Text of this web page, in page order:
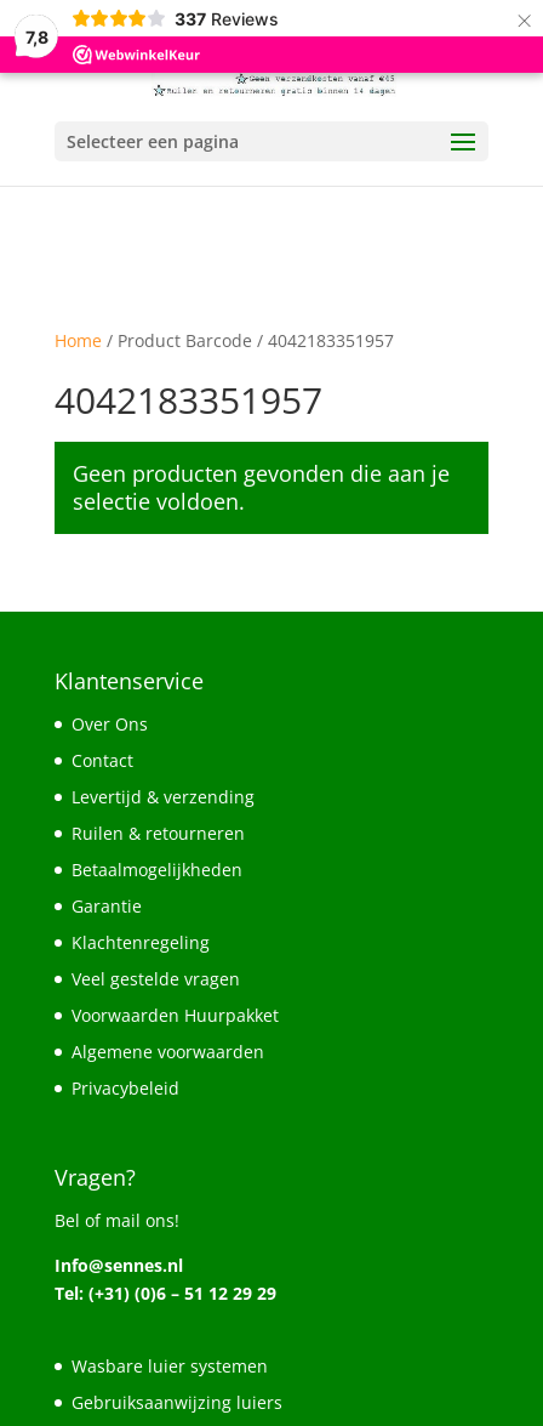
7,8
337 Reviews ×
Selecteer een pagina
Home/ Product Barcode / 4042183351957
4042183351957
Geen producten gevonden die aan je
selectie voldoen.
Klantenservice
Over Ons
Contact
Levertijd & verzending
Ruilen & retourneren
Betaalmogelijkheden
Garantie
Klachtenregeling
Veel gestelde vragen
Voorwaarden Huurpakket
Algemene voorwaarden
Privacybeleid
Vragen?
Bel of mail ons!
Info@sennes.nl
Tel: (+31) (0)6 – 51 12 29 29
Wasbare luier systemen
Gebruiksaanwijzing luiers